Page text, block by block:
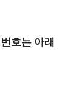
호는 아래